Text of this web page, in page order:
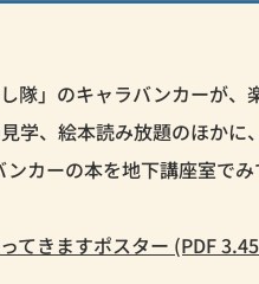
隊」のキャラバンカーが、
学、絵本読み放題のほかに
カーの本を地下講座室で
てきますポスター (PDF